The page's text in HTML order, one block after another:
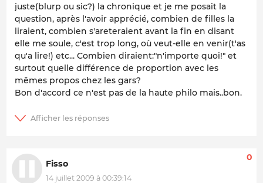
juste(blurp ou sic?) la chronique et je me posait la
question, après l'avoir apprécié, combien de filles la
liraient, combien s'areteraient avant la fin en disant
elle me soule, c'est trop long, où veut-elle en venir(t'as
qu'a lire!) etc... Combien diraient:"n'importe quoi!" et
surtout quelle différence de proportion avec les
mêmes propos chez les gars?
Bon d'accord ce n'est pas de la haute philo mais..bon.
Fisso
14 juillet 2009 à 00:39:14
0